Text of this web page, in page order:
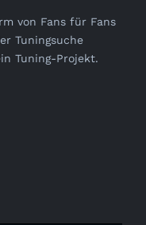
von Fans für Fans
Tuningsuche
Tuning-Projekt.